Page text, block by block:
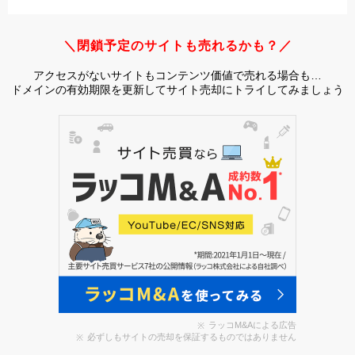
＼閉鎖予定のサイトも売れるかも？／
アクセスがないサイトもコンテンツ価値で売れる場合も…
ドメインの有効期限を更新してサイト売却にトライしてみましょう
ラッコM&Aによる広告
必ずしもサイトの売却を保証するものではありません